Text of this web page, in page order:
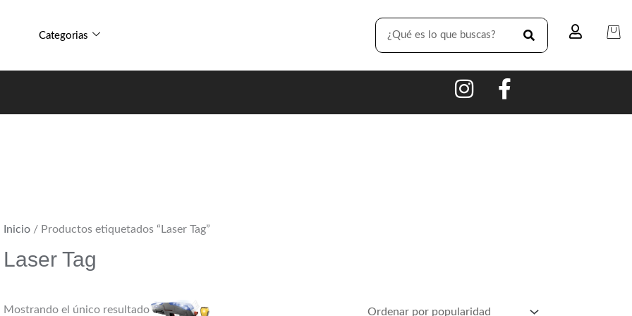
Categorias
SEARCH
Inicio/ Productos etiquetados “Laser Tag”
Laser Tag
Mostrando el único resultado